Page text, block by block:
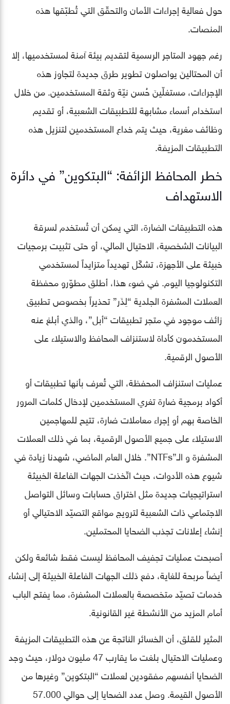
حول فعالية إجراءات الأمان والتحقّق التي تُطبّقها هذه
المنصات.
رغم جهود المتاجر الرسمية لتقديم بيئة آمنة لمستخدميها، إلا
أن المحتالينَ يواصلون تطوير طرق جديدة لتجاوز هذه
الإجراءات، مستغلّينَ حُسن نيّة وثقة المستخدمين. من خلال
استخدام أسماء مشابهة للتطبيقات الشعبية، أو تقديم
وظائف مغرية، حيث يتم خداع المستخدمين لتنزيل هذه
التطبيقات المزيفة.
خطر المحافظ الزائفة: “البتكوين” في دائرة
الاستهداف
هذه التطبيقات الضارة، التي يمكن أن تُستخدم لسرقة
البيانات الشخصية، الاحتيال المالي، أو حتى تثبيت برمجيات
خبيثة على الأجهزة، تشكّل تهديداً متزايداً لمستخدمي
التكنولوجيا اليوم. في ضوء هذا، أطلق مطوّرو محفظة
العملات المشفرة الجلدية “لِذَر” تحذيراً بخصوص تطبيق
زائف موجود في متجر تطبيقات “أبل”، والذي أبلغ عنه
المستخدمون كأداة لاستنزاف المحافظ والاستيلاء على
الأصول الرقمية.
عمليات استنزاف المحفظة، التي تُعرف بأنها تطبيقات أو
أكواد برمجية ضارة تغري المستخدمين لإدخال كلمات المرور
الخاصة بهم أو إجراء معاملات ضارة، تتيح للمهاجمين
الاستيلاء على جميع الأصول الرقمية، بما في ذلك العملات
المشفرة و الـ”NTFs”. خلال العام الماضي، شهدنا زيادة في
شيوع هذه الأدوات، حيث اتّخذت الجهات الفاعلة الخبيثة
استراتيجيات جديدة مثل اختراق حسابات وسائل التواصل
الاجتماعي ذات الشعبية لترويج مواقع التصيّد الاحتيالي أو
إنشاء إعلانات تجذب الضحايا المحتملين.
أصبحت عمليات تجفيف المحافظ ليست فقط شائعة ولكن
أيضاً مربحة للغاية، دفع ذلك الجهات الفاعلة الخبيثة إلى إنشاء
خدمات تصيّد متخصصة بالعملات المشفرة، مما يفتح الباب
أمام المزيد من الأنشطة غير القانونية.
المثير للقلق، أن الخسائر الناتجة عن هذه التطبيقات المزيفة
وعمليات الاحتيال بلغت ما يقارب 47 مليون دولار، حيث وجد
الضحايا أنفسهم مفقودين لعملات “البتكوين” وغيرها من
الأصول القيمة. وصل عدد الضحايا إلى حوالي 57.000